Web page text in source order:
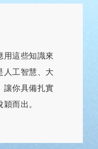
用這些知識來
人工智慧、大
讓你具備扎實
而出。